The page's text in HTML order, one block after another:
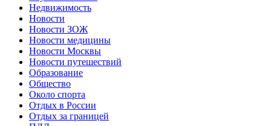
Недвижимость
Новости
Новости ЗОЖ
Новости медицины
Новости Москвы
Новости путешествий
Образование
Общество
Около спорта
Отдых в России
Отдых за границей